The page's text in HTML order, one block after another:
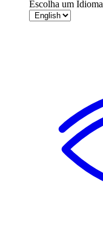
Escolha um Idioma